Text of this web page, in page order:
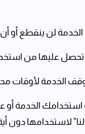
لن ينقطع أو
تحصل عليها من
الخدمة
الخدمة أو
لاستخدامها دون